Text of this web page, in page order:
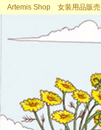
Artemis Shop 女装用品販